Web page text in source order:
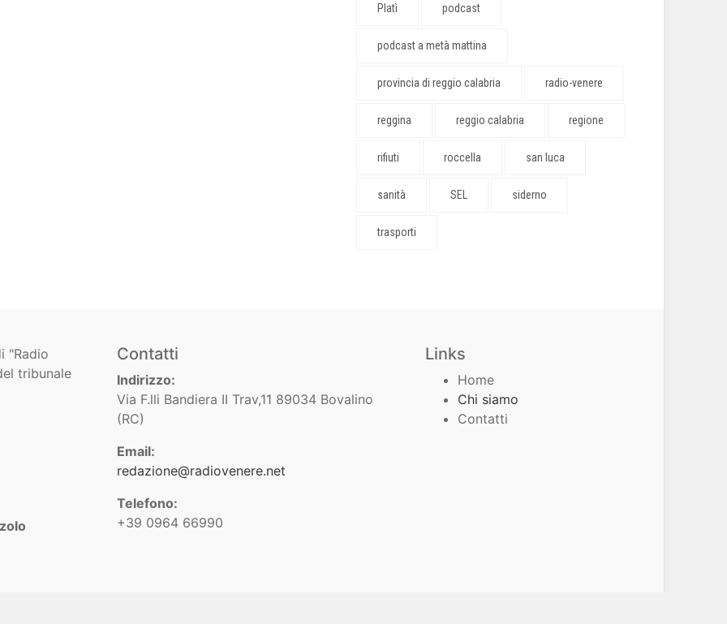
Platì podcast
podcast a metà mattina
provincia di reggio calabria radio-venere
reggina reggio calabria regione
rifiuti roccella san luca
sanità SEL siderno
trasporti
"Radio
tribunale
Contatti
Indirizzo:
Via F.lli Bandiera II Trav,11 89034 Bovalino
(RC)
Email:
redazione@radiovenere.net
Telefono:
+39 0964 66990
Links
Home
Chi siamo
Contatti